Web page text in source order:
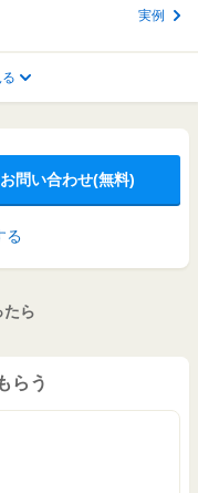
実例
お問い合わせ(無料)
る
たら
らう